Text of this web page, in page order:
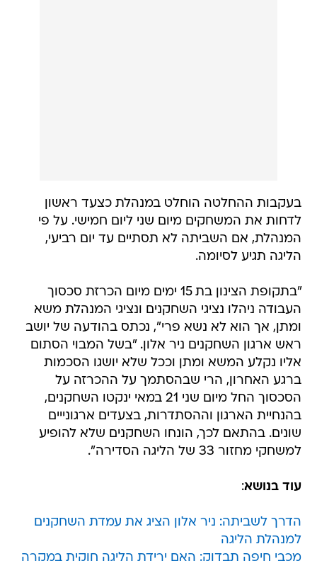
בעקבות ההחלטה הוחלט במנהלת כצעד ראשון
לדחות את המשחקים מיום שני ליום חמישי. על פי
המנהלת, אם השביתה לא תסתיים עד יום רביעי,
הליגה תגיע לסיומה.
"בתקופת הצינון בת 15 ימים מיום הכרזת סכסוך
העבודה ניהלו נציגי השחקנים ונציגי המנהלת משא
ומתן, אך הוא לא נשא פרי", נכתס בהודעה של יושב
ראש ארגון השחקנים ניר אלון. "בשל המבוי הסתום
אליו נקלע המשא ומתן וככל שלא יושגו הסכמות
ברגע האחרון, הרי שבהסתמך על ההכרזה על
הסכסוך החל מיום שני 21 במאי ינקטו השחקנים,
בהנחיית הארגון וההסתדרות, בצעדים ארגונייים
שונים. בהתאם לכך, הונחו השחקנים שלא להופיע
למשחקי מחזור 33 של הליגה הסדירה".
עוד בנושא:
הדרך לשביתה: ניר אלון הציג את עמדת השחקנים
למנהלת הליגה
מכבי חיפה תבדוק: האם ירידת הליגה חוקית במקרה